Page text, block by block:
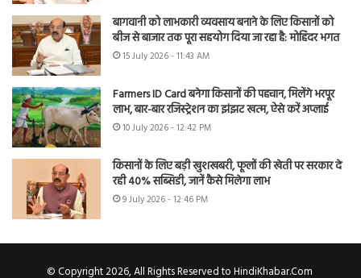
बागवानी को लाभकारी व्यवसाय बनाने के लिए किसानों को
बीज से बाजार तक पूरा सहयोग दिया जा रहा है: मोहिंदर भगत
15 July 2026 - 11:43 AM
Farmers ID Card बनेगा किसानों की पहचान, मिलेंगे भरपूर
लाभ, बार-बार रजिस्ट्रेशन का झंझट खत्म, ऐसे करें अप्लाई
10 July 2026 - 12:42 PM
किसानों के लिए बड़ी खुशखबरी, फूलों की खेती पर सरकार दे
रही 40% सब्सिडी, जानें कैसे मिलेगा लाभ
9 July 2026 - 12:46 PM
© Copyright 2026, All Rights Reserved to HindiKhabar.Com